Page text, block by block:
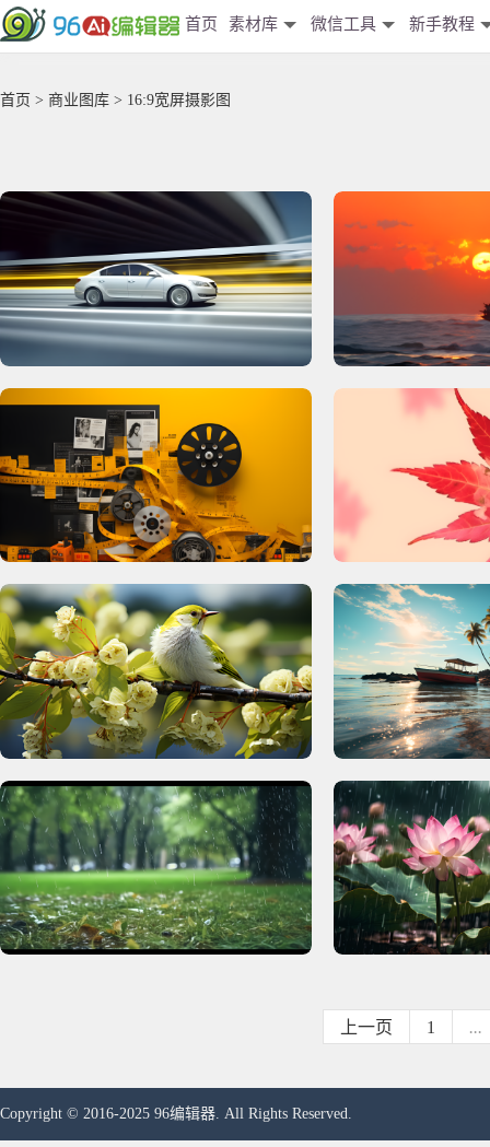
首页 素材库 微信工具 新手教程
首页 > 商业图库 > 16:9宽屏摄影图
上一页 1 ...
Copyright © 2016-2025 96编辑器. All Rights Reserved.